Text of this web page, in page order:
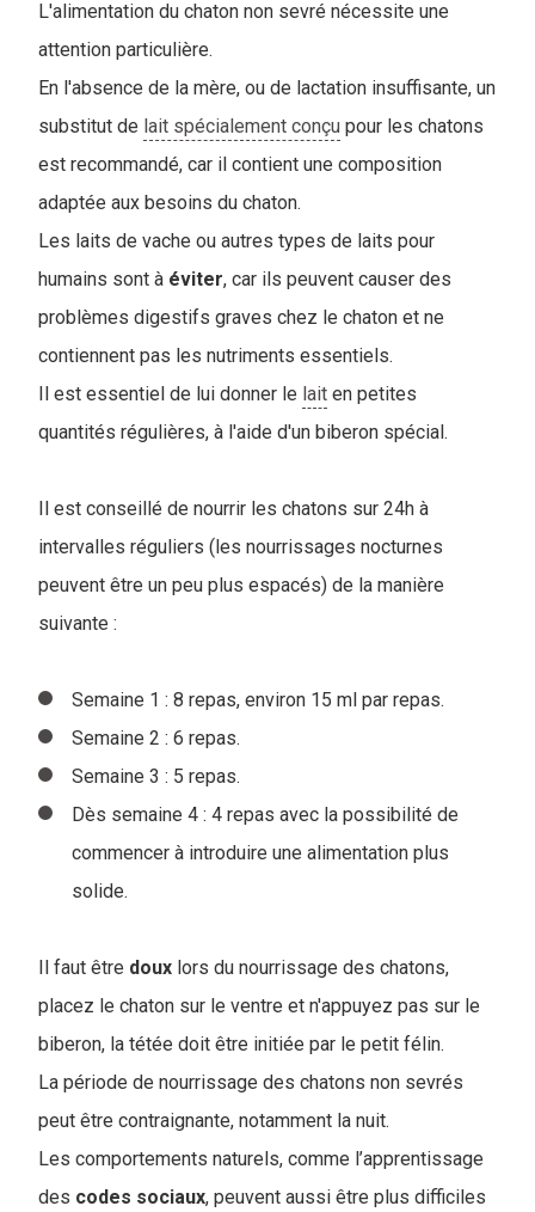
L'alimentation du chaton non sevré nécessite une
attention particulière.
En l'absence de la mère, ou de lactation insuffisante, un
substitut de lait spécialement conçu pour les chatons
est recommandé, car il contient une composition
adaptée aux besoins du chaton.
Les laits de vache ou autres types de laits pour
humains sont à éviter, car ils peuvent causer des
problèmes digestifs graves chez le chaton et ne
contiennent pas les nutriments essentiels.
Il est essentiel de lui donner le lait en petites
quantités régulières, à l'aide d'un biberon spécial.
Il est conseillé de nourrir les chatons sur 24h à
intervalles réguliers (les nourrissages nocturnes
peuvent être un peu plus espacés) de la manière
suivante :
Semaine 1 : 8 repas, environ 15 ml par repas.
Semaine 2 : 6 repas.
Semaine 3 : 5 repas.
Dès semaine 4 : 4 repas avec la possibilité de
commencer à introduire une alimentation plus
solide.
Il faut être doux lors du nourrissage des chatons,
placez le chaton sur le ventre et n'appuyez pas sur le
biberon, la tétée doit être initiée par le petit félin.
La période de nourrissage des chatons non sevrés
peut être contraignante, notamment la nuit.
Les comportements naturels, comme l’apprentissage
des codes sociaux, peuvent aussi être plus difficiles